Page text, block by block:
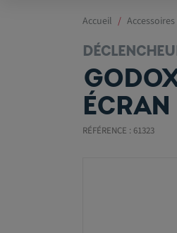
Accueil
RÉFÉRENCE : 61323